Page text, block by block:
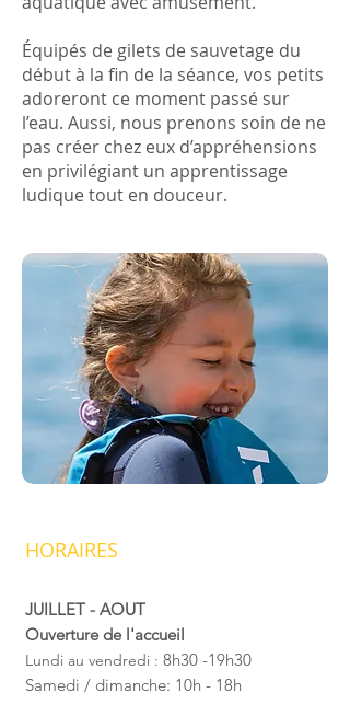
Équipés de gilets de sauvetage du
début à la fin de la séance, vos petits
adoreront ce moment passé sur
l’eau. Aussi, nous prenons soin de ne
pas créer chez eux d’appréhensions
en privilégiant un apprentissage
ludique tout en douceur.
HORAIRES
JUILLET - AOUT
Ouverture de l'accueil
Lundi au vendredi : 8h30 -19h30
Samedi / dimanche: 10h - 18h